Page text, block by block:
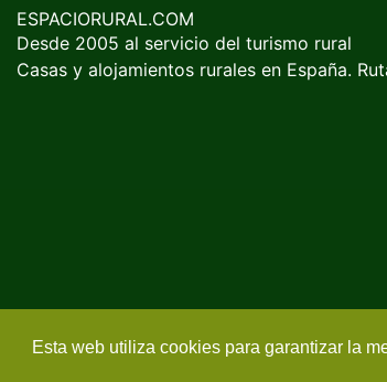
Esta web utiliza cookies para garantizar la
ESPACIORURAL.COM
Desde 2005 al servicio del turismo rural
Casas y alojamientos rurales en España.